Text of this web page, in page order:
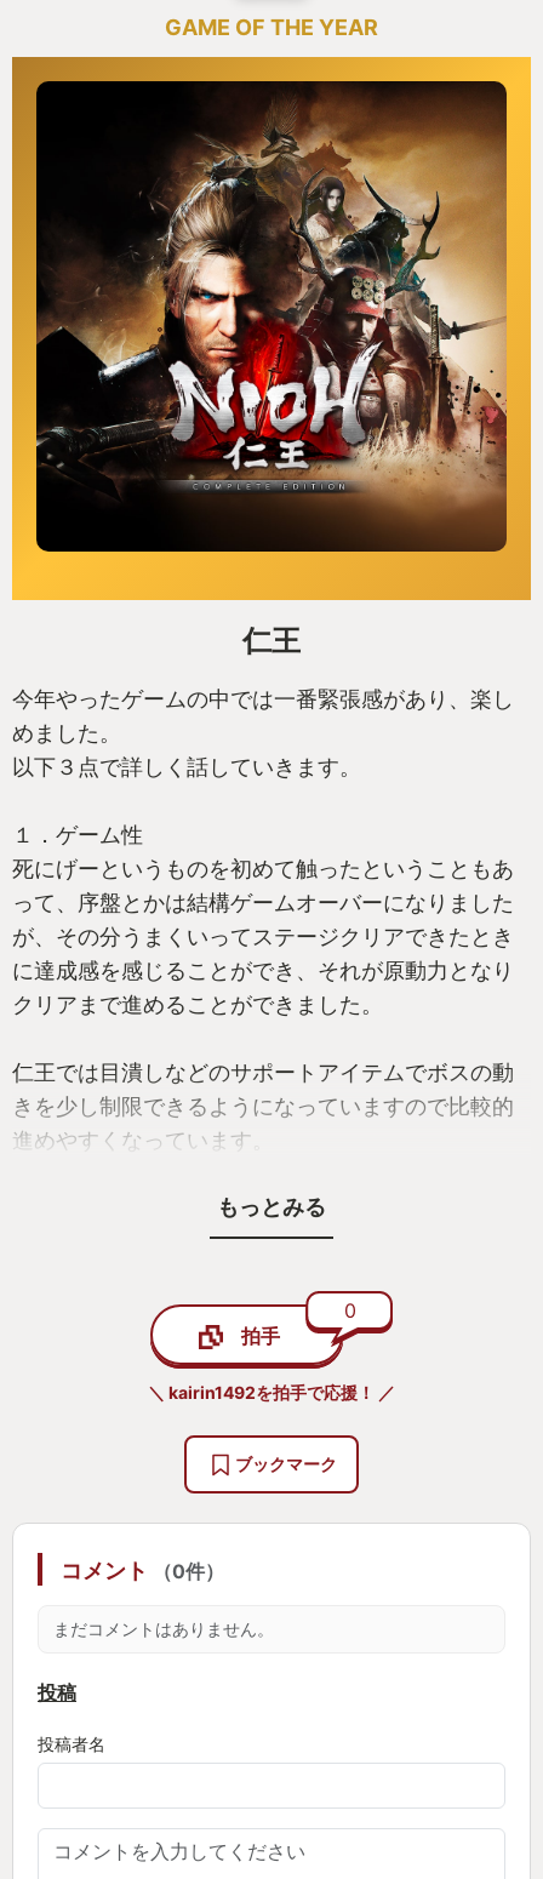
GAME OF THE YEAR
仁王
今年やったゲームの中では一番緊張感があり、楽し
めました。
以下３点で詳しく話していきます。
１．ゲーム性
死にげーというものを初めて触ったということもあ
って、序盤とかは結構ゲームオーバーになりました
が、その分うまくいってステージクリアできたとき
に達成感を感じることができ、それが原動力となり
クリアまで進めることができました。
仁王では目潰しなどのサポートアイテムでボスの動
きを少し制限できるようになっていますので比較的
進めやすくなっています。
防具集めのハクスラ要素は好きでした。
特に血刀塚では強めの武器を拾える可能性が高いこ
自分より高いレベルの血刀塚を見つけた際にテンシ
ョンが上がりました。
他には、ステージ制なのもメリハリがあってよかっ
が織りなすストーリーは好きでした。特に後半の盛
となっていました。
リフなどがかっこよくて好きでしたし、鳥居元忠が
もっとみる
拍手
0
＼ kairin1492を拍手で応援！ ／
ブックマーク
コメント （0件）
まだコメントはありません。
投稿
投稿者名